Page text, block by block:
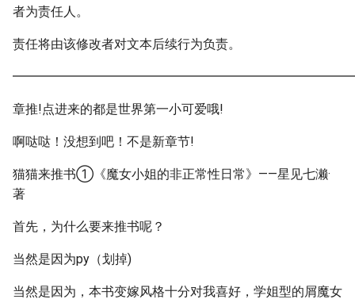
者为责任人。
责任将由该修改者对文本后续行为负责。
章推!点进来的都是世界第一小可爱哦!
啊哒哒！没想到吧！不是新章节!
猫猫来推书①《魔女小姐的非正常性日常》——星见七濑·
著
首先，为什么要来推书呢？
当然是因为py（划掉)
当然是因为，本书变嫁风格十分对我喜好，学姐型的屑魔女